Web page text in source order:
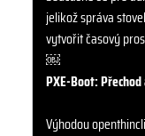
jelikož správa
vytvořit časový
￼
PXE-Boot:
Výhodou